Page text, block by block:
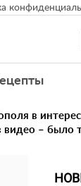
в
видео – было